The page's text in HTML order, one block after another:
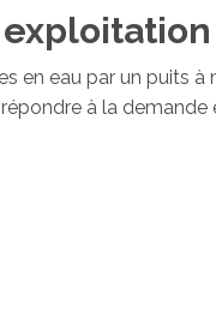
exploitation
eau par un puits
à la demande